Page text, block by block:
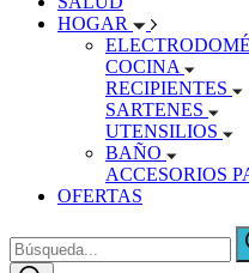
HOGAR
COCINA
RECIPIENTES
SARTENES
UTENSILIOS
BAÑO
ACCESORIOS
OFERTAS